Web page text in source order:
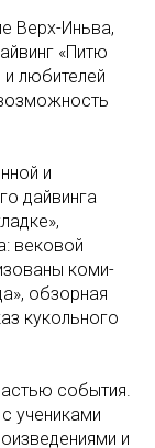
Верх-Иньва,
«Питю
и любителей
и
дайвинга
вековой
коми-
обзорная
кукольного
события.
учениками
и